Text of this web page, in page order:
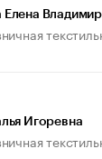
Игоревна